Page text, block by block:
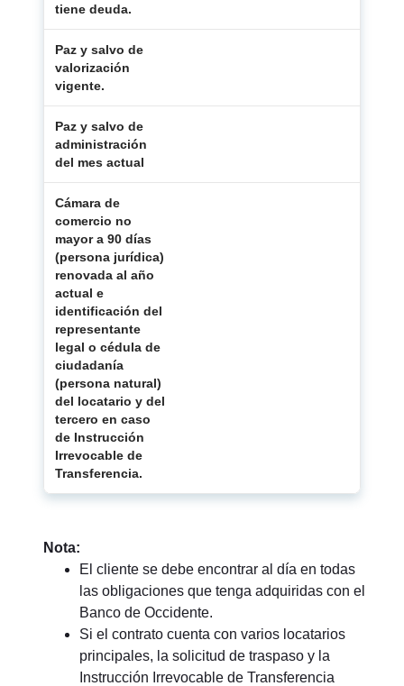
tiene deuda.
Paz y salvo de
valorización
vigente.
Paz y salvo de
administración
del mes actual
Cámara de
comercio no
mayor a 90 días
(persona jurídica)
renovada al año
actual e
identificación del
representante
legal o cédula de
ciudadanía
(persona natural)
del locatario y del
tercero en caso
de Instrucción
Irrevocable de
Transferencia.
Nota:
El cliente se debe encontrar al día en todas
las obligaciones que tenga adquiridas con el
Banco de Occidente.
Si el contrato cuenta con varios locatarios
principales, la solicitud de traspaso y la
Instrucción Irrevocable de Transferencia